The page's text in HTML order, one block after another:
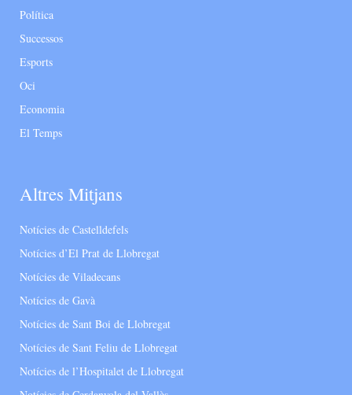
Política
Successos
Esports
Oci
Economia
El Temps
Altres Mitjans
Notícies de Castelldefels
Notícies d’El Prat de Llobregat
Notícies de Viladecans
Notícies de Gavà
Notícies de Sant Boi de Llobregat
Notícies de Sant Feliu de Llobregat
Notícies de l’Hospitalet de Llobregat